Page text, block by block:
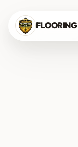
Saltar al contenido
FLOORING